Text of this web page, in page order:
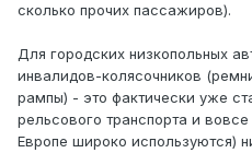
сколько прочих пассажиров).
Для городских низкопольных
инвалидов-колясочников
рампы) - это фактически уже
рельсового транспорта и
Европе широко используются)